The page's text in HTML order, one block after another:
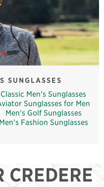
SUNGLASSES
Classic Men's Sunglasses
Sunglasses for Men
Men's Golf Sunglasses
Men's Fashion Sunglasses
CREDERE